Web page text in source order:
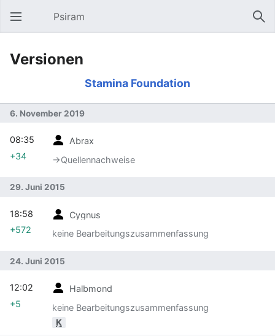
Hauptmenü öffnen Psiram
Versionen
Stamina Foundation
6. November 2019
Abrax
→‎Quellennachweise
08:35
+34
29. Juni 2015
Cygnus
keine Bearbeitungszusammenfassung
18:58
+572
24. Juni 2015
Halbmond
keine Bearbeitungszusammenfassung
K
12:02
+5